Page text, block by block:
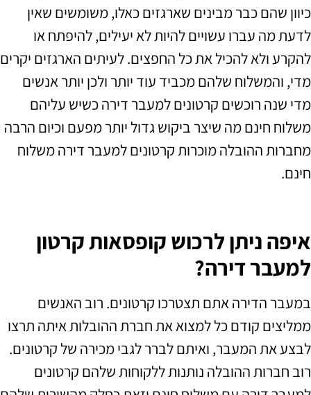
כיוון שהם כבר מבינים שארגזים כאלו,משומשים שאין
לדעת מה עברו עשויים להיות לא יעילים,להיפתח או
להקרע ולא להכיל את כל החפצים.לעיתים הארגזים יקרים
מדי, והמשלוח שלהם מכביד עוד יותר ולכן יותר אנשים
מדי שנה רוכשים קרטונים למעבר דירה כשיש עליהם
משלוח חינם מה שיצר ביקוש גדול יותר מפעם וכיום הרבה
מחברות ההובלה מוכרות קרטונים למעבר דירה משלוח
חינם.
איפה ניתן לרכוש קופסאות קרטון
למעבר דירה?
במעבר הדירה אתם תצטרכו קרטונים. רוב האנשים
ממליצים קודם כל למצוא את חברת ההובלות איתה תרצו
לבצע את המעבר, ואיתם לברר לגבי מכירה של קרטונים.
רוב חברות ההובלה נותנות ללקוחות שלהם קרטונים